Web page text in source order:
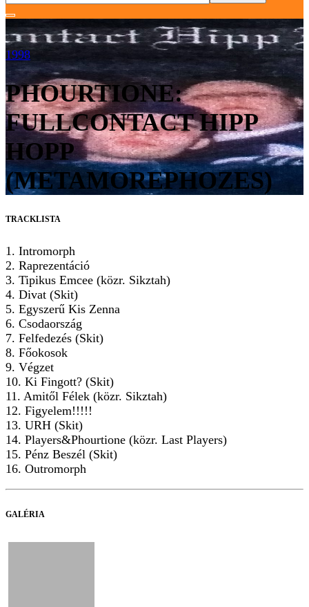
1998
PHOURTIONE:
FULLCONTACT HIPP
HOPP
(METAMOREPHOZES)
TRACKLISTA
1. Intromorph
2. Raprezentáció
3. Tipikus Emcee (közr. Sikztah)
4. Divat (Skit)
5. Egyszerű Kis Zenna
6. Csodaország
7. Felfedezés (Skit)
8. Főokosok
9. Végzet
10. Ki Fingott? (Skit)
11. Amitől Félek (közr. Sikztah)
12. Figyelem!!!!!
13. URH (Skit)
14. Players&Phourtione (közr. Last Players)
15. Pénz Beszél (Skit)
16. Outromorph
GALÉRIA